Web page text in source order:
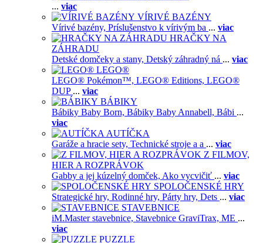
... viac
VÍRIVÉ BAZÉNY
Vírivé bazény, Príslušenstvo k vírivým ba ... viac
HRAČKY NA
ZÁHRADU
Detské domčeky a stany, Detský záhradný ná ... viac
LEGO®
LEGO® Pokémon™, LEGO® Editions, LEGO®
DUP ... viac
BÁBIKY
Bábiky Baby Born, Bábiky Baby Annabell, Bábi ...
viac
AUTÍČKA
Garáže a hracie sety, Technické stroje a a ... viac
Z FILMOV,
HIER A ROZPRÁVOK
Gabby a jej kúzelný domček, Ako vycvičiť ... viac
SPOLOČENSKÉ HRY
Strategické hry, Rodinné hry, Párty hry, Dets ... viac
STAVEBNICE
iM.Master stavebnice, Stavebnice GraviTrax, ME ...
viac
PUZZLE